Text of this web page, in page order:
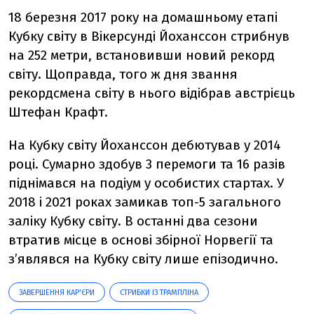
18 березня 2017 року на домашньому етапі
Кубку світу в Вікерсунді Йоханссон стрибнув
на 252 метри, встановивши новий рекорд
світу. Щоправда, того ж дня звання
рекордсмена світу в нього відібрав австрієць
Штефан Крафт.
На Кубку світу Йоханссон дебютував у 2014
році. Сумарно здобув 3 перемоги та 16 разів
піднімався на подіум у особистих стартах. У
2018 і 2021 роках замикав топ-5 загального
заліку Кубку світу. В останні два сезони
втратив місце в основі збірної Норвегії та
з’являвся на Кубку світу лише епізодично.
ЗАВЕРШЕННЯ КАР'ЄРИ СТРИБКИ ІЗ ТРАМПЛІНА